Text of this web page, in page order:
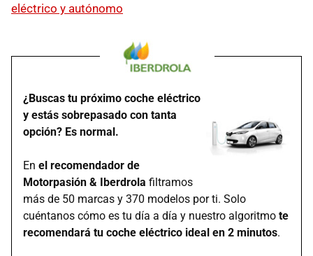
eléctrico y autónomo
¿Buscas tu próximo coche eléctrico
y estás sobrepasado con tanta
opción? Es normal.
En el recomendador de
Motorpasión & Iberdrola filtramos
más de 50 marcas y 370 modelos por ti. Solo
cuéntanos cómo es tu día a día y nuestro algoritmo te
recomendará tu coche eléctrico ideal en 2 minutos.